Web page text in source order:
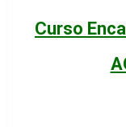
Curso